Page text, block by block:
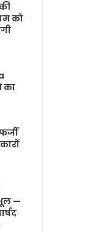
को
का
—